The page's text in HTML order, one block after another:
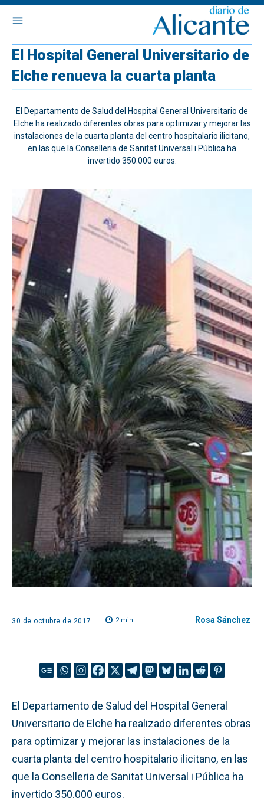
El Hospital General Universitario de
Elche renueva la cuarta planta
El Departamento de Salud del Hospital General Universitario de
Elche ha realizado diferentes obras para optimizar y mejorar las
instalaciones de la cuarta planta del centro hospitalario ilicitano,
en las que la Conselleria de Sanitat Universal i Pública ha
invertido 350.000 euros.
30 de octubre de 2017 2min. Rosa Sánchez
El Departamento de Salud del Hospital General
Universitario de Elche ha realizado diferentes obras
para optimizar y mejorar las instalaciones de la
cuarta planta del centro hospitalario ilicitano, en las
que la Conselleria de Sanitat Universal i Pública ha
invertido 350.000 euros.